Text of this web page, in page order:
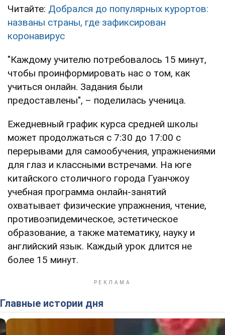
Читайте: Добрался до популярных курортов:
названы страны, где зафиксирован
коронавирус
"Каждому учителю потребовалось 15 минут,
чтобы проинформировать нас о том, как
учиться онлайн. Задания были
предоставлены", – поделилась ученица.
Ежедневный график курса средней школы
может продолжаться с 7:30 до 17:00 с
перерывами для самообучения, упражнениями
для глаз и классными встречами. На юге
китайского столичного города Гуанчжоу
учебная программа онлайн-занятий
охватывает физические упражнения, чтение,
противоэпидемическое, эстетическое
образование, а также математику, науку и
английский язык. Каждый урок длится не
более 15 минут.
Главные истории дня